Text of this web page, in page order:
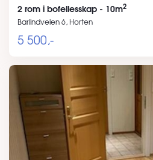
2 rom i bofellesskap - 10m2
Barlindveien 6, Horten
5 500,-